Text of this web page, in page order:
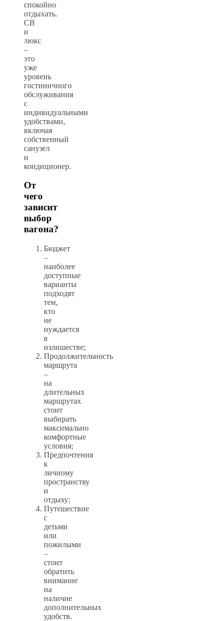
спокойно
отдыхать.
СВ
и
люкс
–
это
уже
уровень
гостиничного
обслуживания
с
индивидуальными
удобствами,
включая
собственный
санузел
и
кондиционер.
От
чего
зависит
выбор
вагона?
Бюджет
–
наиболее
доступные
варианты
подходят
тем,
кто
не
нуждается
в
излишестве;
Продолжительность
маршрута
–
на
длительных
маршрутах
стоит
выбирать
максимально
комфортные
условия;
Предпочтения
к
личному
пространству
и
отдыху;
Путешествие
с
детьми
или
пожилыми
–
стоит
обратить
внимание
на
наличие
дополнительных
удобств.